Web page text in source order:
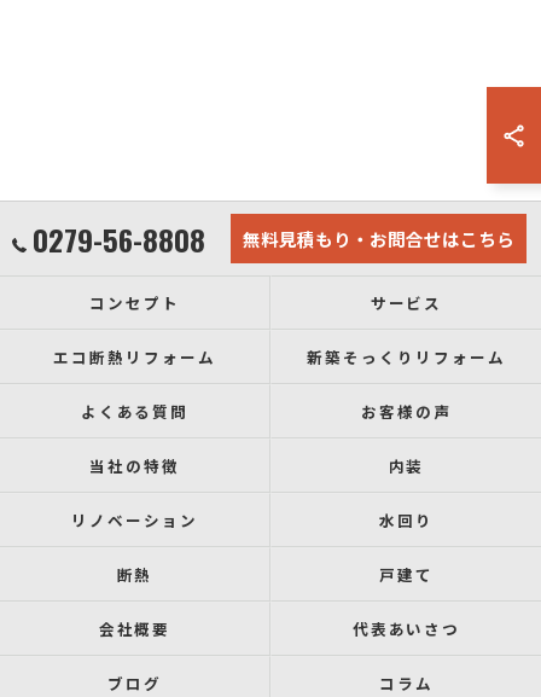
0279-56-8808 無料見積もり・お問合せはこちら
コンセプト サービス
エコ断熱リフォーム 新築そっくりリフォーム
よくある質問 お客様の声
当社の特徴 内装
リノベーション 水回り
断熱 戸建て
会社概要 代表あいさつ
ブログ コラム